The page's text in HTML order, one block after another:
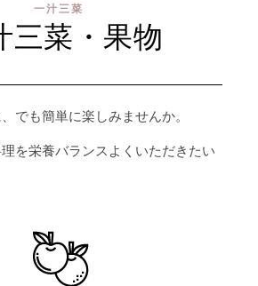
一汁三菜
三菜・果物
でも簡単に楽しみませんか。
を栄養バランスよくいただきたい